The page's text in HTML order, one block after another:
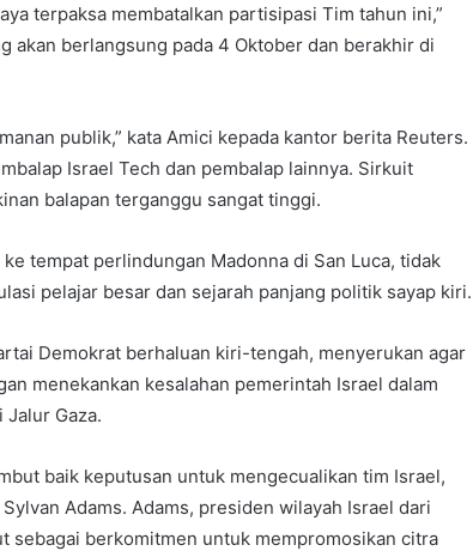
terpaksa membatalkan partisipasi Tim tahun ini,”
akan berlangsung pada 4 Oktober dan berakhir di
publik,” kata Amici kepada kantor berita Reuters.
Israel Tech dan pembalap lainnya. Sirkuit
balapan terganggu sangat tinggi.
tempat perlindungan Madonna di San Luca, tidak
pelajar besar dan sejarah panjang politik sayap kiri.
Demokrat berhaluan kiri-tengah, menyerukan agar
menekankan kesalahan pemerintah Israel dalam
Gaza.
baik keputusan untuk mengecualikan tim Israel,
Adams. Adams, presiden wilayah Israel dari
sebagai berkomitmen untuk mempromosikan citra